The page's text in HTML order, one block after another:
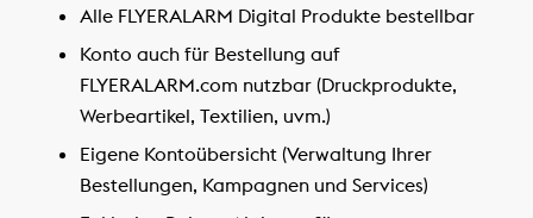
Alle FLYERALARM Digital Produkte bestellbar
Konto auch für Bestellung auf
FLYERALARM.com nutzbar (Druckprodukte,
Werbeartikel, Textilien, uvm.)
Eigene Kontoübersicht (Verwaltung Ihrer
Bestellungen, Kampagnen und Services)